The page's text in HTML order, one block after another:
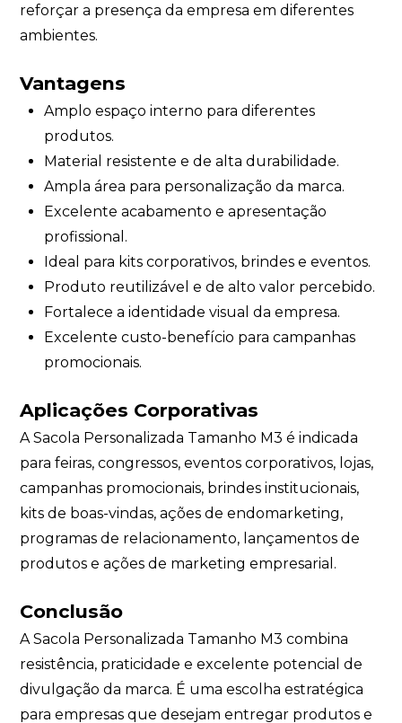
reforçar a presença da empresa em diferentes
ambientes.
Vantagens
Amplo espaço interno para diferentes
produtos.
Material resistente e de alta durabilidade.
Ampla área para personalização da marca.
Excelente acabamento e apresentação
profissional.
Ideal para kits corporativos, brindes e eventos.
Produto reutilizável e de alto valor percebido.
Fortalece a identidade visual da empresa.
Excelente custo-benefício para campanhas
promocionais.
Aplicações Corporativas
A Sacola Personalizada Tamanho M3 é indicada
para feiras, congressos, eventos corporativos, lojas,
campanhas promocionais, brindes institucionais,
kits de boas-vindas, ações de endomarketing,
programas de relacionamento, lançamentos de
produtos e ações de marketing empresarial.
Conclusão
A Sacola Personalizada Tamanho M3 combina
resistência, praticidade e excelente potencial de
divulgação da marca. É uma escolha estratégica
para empresas que desejam entregar produtos e